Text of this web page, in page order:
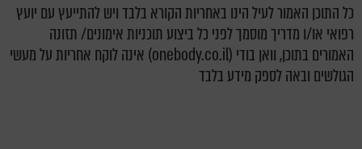
כל התוכן האמור לעיל הינו באחריות הקורא בלבד ויש להתייעץ עם יועץ
רפואי או/ו מדריך מוסמך לפני כל ביצוע תוכניות אימונים/ תזונה
האמורים בתוכן, וואן בודי (onebody.co.il) אינה לוקח אחריות על מעשי
הגולשים ובאה לספק מידע בלבד